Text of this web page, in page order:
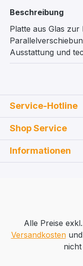
Beschreibung
Platte aus Glas
Ausstattung und
Service-Hotline
Shop Service
Informationen
Alle Preise
Versandkostenund